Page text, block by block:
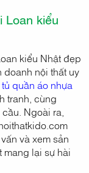
Loan kiểu
kiểu Nhật đẹp
nội thất uy
tủ quần áo nhựa
tranh, cùng
Ngoài ra,
và xem sản
mang lại sự hài